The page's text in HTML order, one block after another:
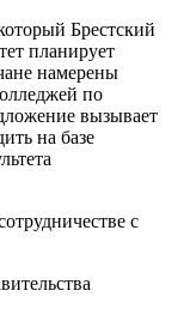
Брестский
планирует
намерены
по
вызывает
на базе